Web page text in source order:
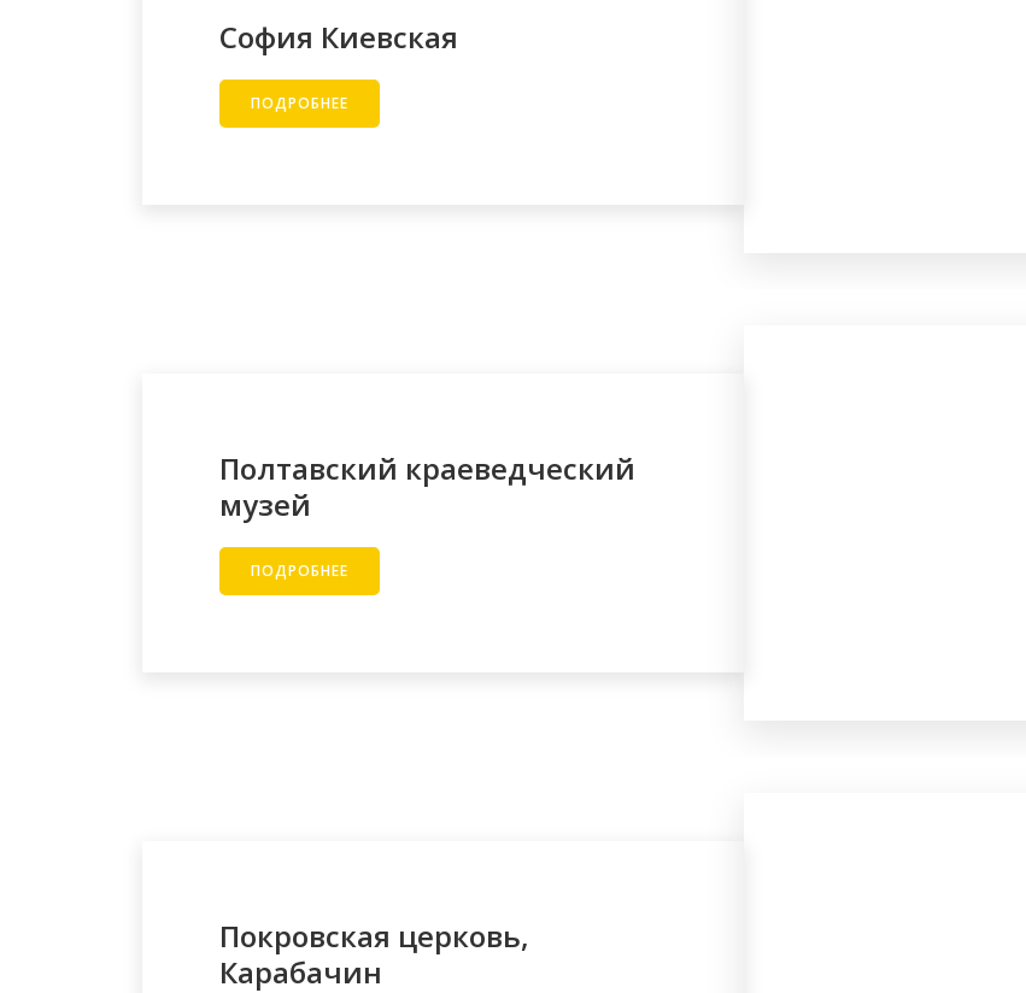
София Киевская
ПОДРОБНЕЕ
Полтавский краеведческий
музей
ПОДРОБНЕЕ
Покровская церковь,
Карабачин